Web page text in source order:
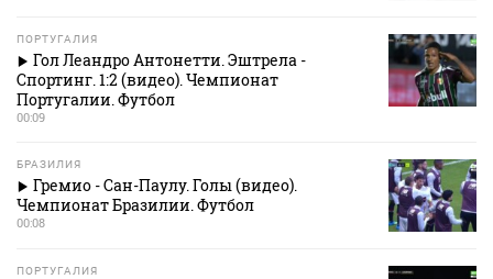
ПОРТУГАЛИЯ
Гол Леандро Антонетти. Эштрела -
Спортинг. 1:2 (видео). Чемпионат
Португалии. Футбол
00:09
БРАЗИЛИЯ
Гремио - Сан-Паулу. Голы (видео).
Чемпионат Бразилии. Футбол
00:08
ПОРТУГАЛИЯ